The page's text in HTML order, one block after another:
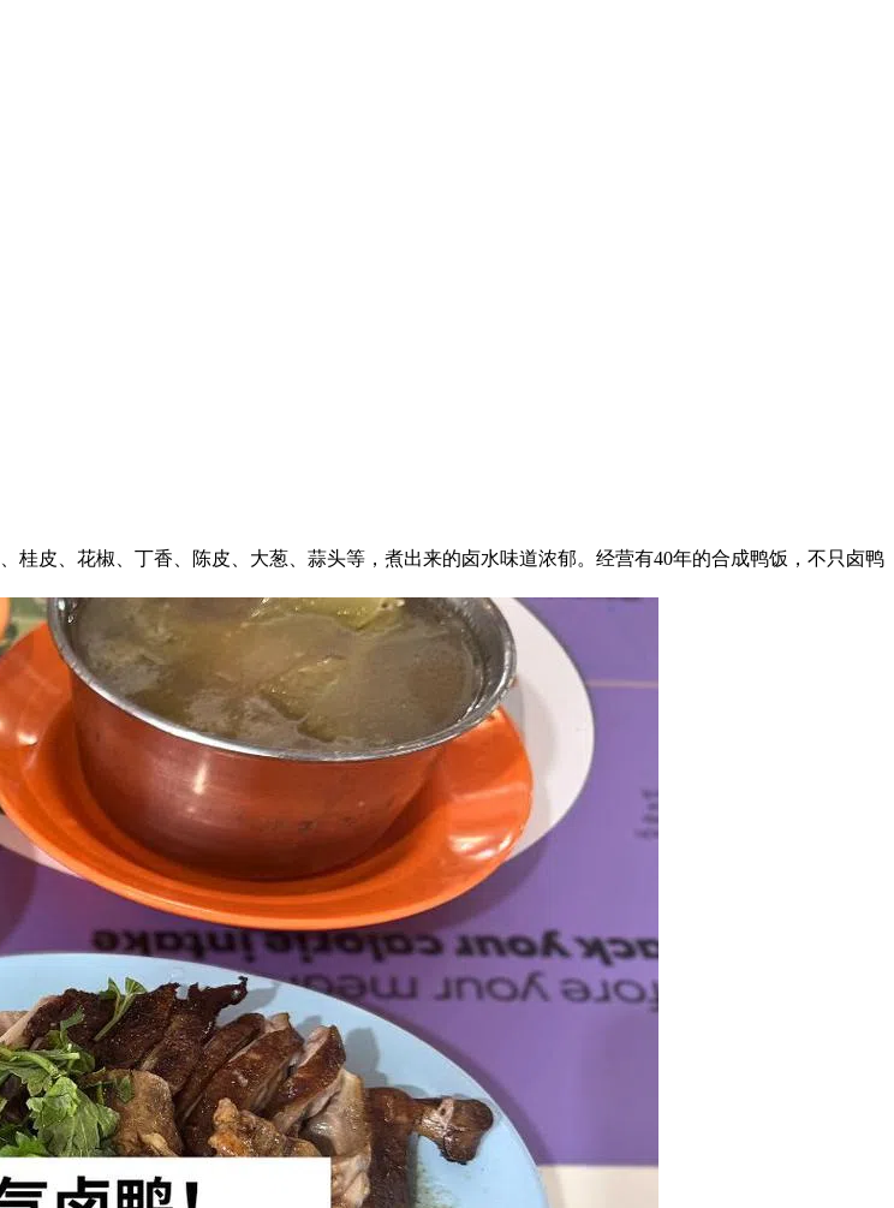
皮、花椒、丁香、陈皮、大葱、蒜头等，煮出来的卤水味道浓郁。经营有40年的合成鸭饭，不只卤鸭